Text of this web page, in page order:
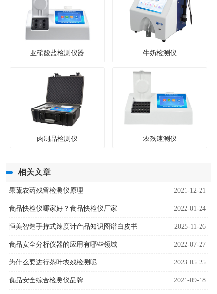
亚硝酸盐检测仪器 牛奶检测仪
肉制品检测仪 农残速测仪
相关文章
果蔬农药残留检测仪原理 2021-12-21
食品快检仪哪家好？食品快检仪厂家 2022-01-24
恒美智造手持式辣度计产品知识图谱白皮书 2025-11-26
食品安全分析仪器的应用有哪些领域 2022-07-27
为什么要进行茶叶农残检测呢 2023-05-25
食品安全综合检测仪品牌 2021-09-18